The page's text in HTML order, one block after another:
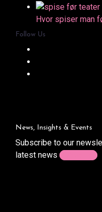
Hvor spiser man
Follow Us
News, Insights & Events
Subscribe to our
latest news Subscribe